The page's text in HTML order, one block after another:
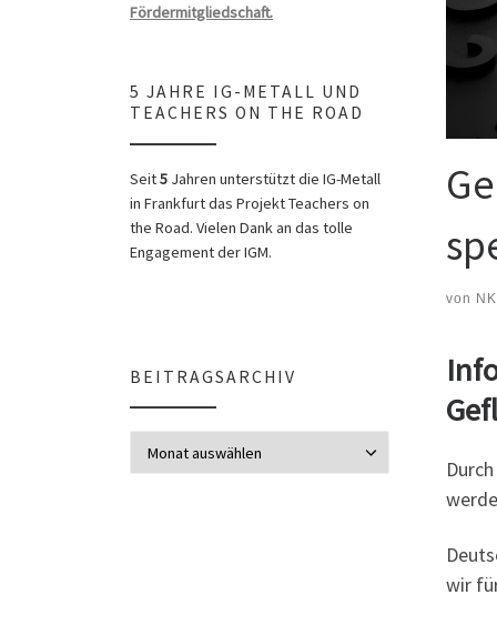
von
wir
Fördermitgliedschaft.
5 JAHRE IG-METALL UND
TEACHERS ON THE ROAD
Seit5 Jahren unterstützt die IG-Metall
in Frankfurt das Projekt Teachers on
the Road. Vielen Dank an das tolle
Engagement der IGM.
BEITRAGSARCHIV